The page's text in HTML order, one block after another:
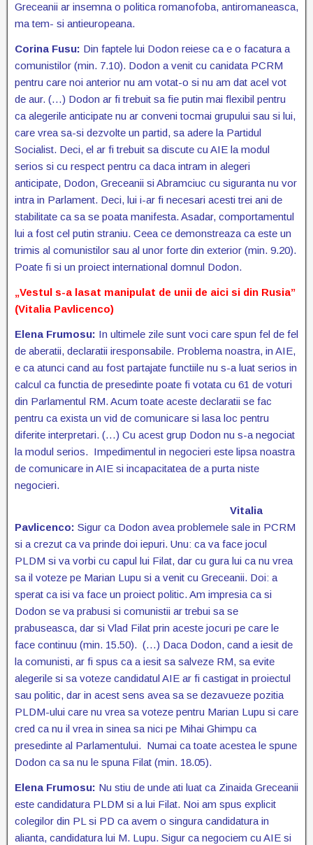
Greceanii ar insemna o politica romanofoba, antiromaneasca,
ma tem- si antieuropeana.
Corina Fusu: Din faptele lui Dodon reiese ca e o facatura a
comunistilor (min. 7.10). Dodon a venit cu canidata PCRM
pentru care noi anterior nu am votat-o si nu am dat acel vot
de aur. (…) Dodon ar fi trebuit sa fie putin mai flexibil pentru
ca alegerile anticipate nu ar conveni tocmai grupului sau si lui,
care vrea sa-si dezvolte un partid, sa adere la Partidul
Socialist. Deci, el ar fi trebuit sa discute cu AIE la modul
serios si cu respect pentru ca daca intram in alegeri
anticipate, Dodon, Greceanii si Abramciuc cu siguranta nu vor
intra in Parlament. Deci, lui i-ar fi necesari acesti trei ani de
stabilitate ca sa se poata manifesta. Asadar, comportamentul
lui a fost cel putin straniu. Ceea ce demonstreaza ca este un
trimis al comunistilor sau al unor forte din exterior (min. 9.20).
Poate fi si un proiect international domnul Dodon.
„Vestul s-a lasat manipulat de unii de aici si din Rusia”
(Vitalia Pavlicenco)
Elena Frumosu: In ultimele zile sunt voci care spun fel de fel
de aberatii, declaratii iresponsabile. Problema noastra, in AIE,
e ca atunci cand au fost partajate functiile nu s-a luat serios in
calcul ca functia de presedinte poate fi votata cu 61 de voturi
din Parlamentul RM. Acum toate aceste declaratii se fac
pentru ca exista un vid de comunicare si lasa loc pentru
diferite interpretari. (…) Cu acest grup Dodon nu s-a negociat
la modul serios. Impedimentul in negocieri este lipsa noastra
de comunicare in AIE si incapacitatea de a purta niste
negocieri.
Vitalia
Pavlicenco: Sigur ca Dodon avea problemele sale in PCRM
si a crezut ca va prinde doi iepuri. Unu: ca va face jocul
PLDM si va vorbi cu capul lui Filat, dar cu gura lui ca nu vrea
sa il voteze pe Marian Lupu si a venit cu Greceanii. Doi: a
sperat ca isi va face un proiect politic. Am impresia ca si
Dodon se va prabusi si comunistii ar trebui sa se
prabuseasca, dar si Vlad Filat prin aceste jocuri pe care le
face continuu (min. 15.50). (…) Daca Dodon, cand a iesit de
la comunisti, ar fi spus ca a iesit sa salveze RM, sa evite
alegerile si sa voteze candidatul AIE ar fi castigat in proiectul
sau politic, dar in acest sens avea sa se dezavueze pozitia
PLDM-ului care nu vrea sa voteze pentru Marian Lupu si care
cred ca nu il vrea in sinea sa nici pe Mihai Ghimpu ca
presedinte al Parlamentului. Numai ca toate acestea le spune
Dodon ca sa nu le spuna Filat (min. 18.05).
Elena Frumosu: Nu stiu de unde ati luat ca Zinaida Greceanii
este candidatura PLDM si a lui Filat. Noi am spus explicit
colegilor din PL si PD ca avem o singura candidatura in
alianta, candidatura lui M. Lupu. Sigur ca negociem cu AIE si